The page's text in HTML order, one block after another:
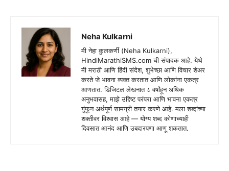
Neha Kulkarni
मी नेहा कुलकर्णी (Neha Kulkarni),
HindiMarathiSMS.com ची संपादक आहे. येथे
मी मराठी आणि हिंदी संदेश, शुभेच्छा आणि विचार शेअर
करते जे भावना व्यक्त करतात आणि लोकांना एकत्र
आणतात. डिजिटल लेखनात ८ वर्षांहून अधिक
अनुभवासह, माझे उद्दिष्ट परंपरा आणि भावना एकत्र
गुंफून अर्थपूर्ण सामग्री तयार करणे आहे. मला शब्दांच्या
शक्तीवर विश्वास आहे — योग्य शब्द कोणाच्याही
दिवसात आनंद आणि उबदारपणा आणू शकतात.